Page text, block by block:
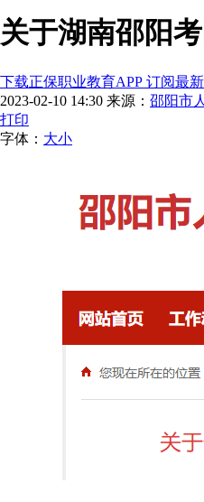
关于湖南邵阳
下载正保职业教育APP 订阅最
2023-02-10 14:30 来源： 邵阳市
打印
字体： 大小